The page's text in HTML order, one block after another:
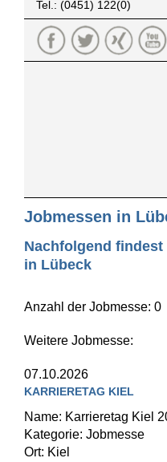
Tel.: (0451) 122(0)
Jobmessen in
Nachfolgend findest
in Lübeck
Anzahl der Jobmesse: 0
Weitere Jobmesse:
07.10.2026
KARRIERETAG KIEL
Name: Karrieretag Kiel
Kategorie: Jobmesse
Ort: Kiel